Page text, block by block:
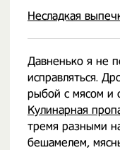
Несладкая
Давненько я не
исправляться.
рыбой с мясом и
Кулинарная
тремя разными
бешамелем,